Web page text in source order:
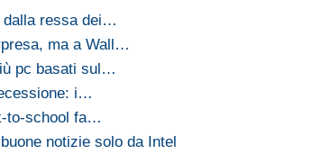
dalla ressa dei…
ma a Wall…
pc basati sul…
i…
to-school fa…
notizie solo da Intel